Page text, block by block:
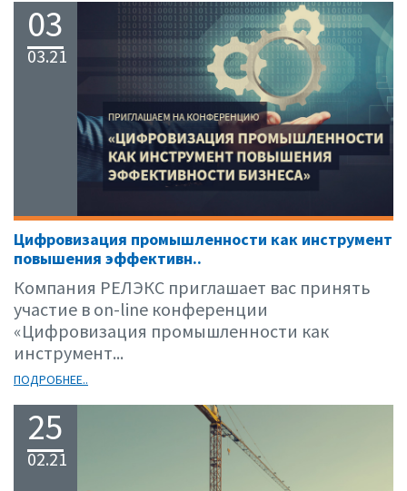
03
03.21
Цифровизация промышленности как инструмент
повышения эффективн..
Компания РЕЛЭКС приглашает вас принять
участие в on-line конференции
«Цифровизация промышленности как
инструмент...
ПОДРОБНЕЕ..
25
02.21